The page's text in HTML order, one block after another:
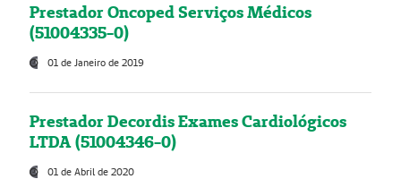
Prestador Oncoped Serviços Médicos
(51004335-0)
01 de Janeiro de 2019
Prestador Decordis Exames Cardiológicos
LTDA (51004346-0)
01 de Abril de 2020